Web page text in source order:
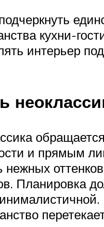
кухни-
интерьер
и прямым
Планировка